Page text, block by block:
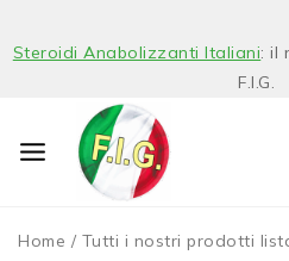
Steroidi Anabolizzanti Italiani: il
F.I.G.
Home / Tutti i nostri prodotti